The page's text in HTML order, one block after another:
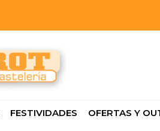
FESTIVIDADES OFERTAS Y